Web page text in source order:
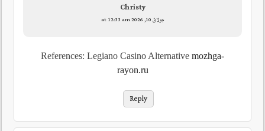
Christy
جولائ 10, 2026 at 12:33 am
References: Legiano Casino Alternative mozhga-
rayon.ru
Reply